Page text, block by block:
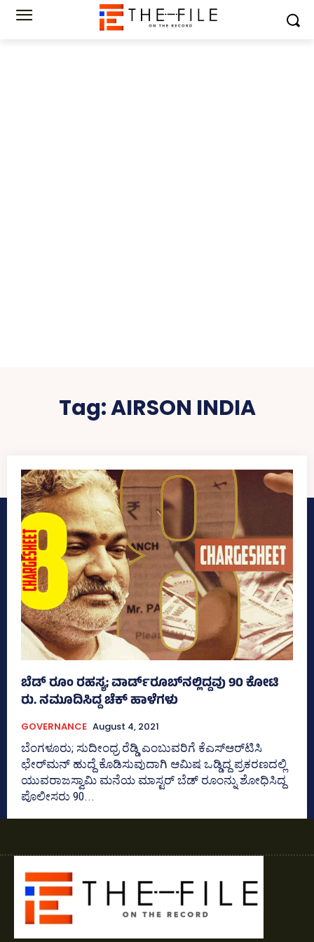
Tag:AIRSON INDIA
ಬೆಡ್‌ ರೂಂ ರಹಸ್ಯ; ವಾರ್ಡ್‌ರೂಬ್‌ನಲ್ಲಿದ್ದವು 90 ಕೋಟಿ
ರು. ನಮೂದಿಸಿದ್ದ ಚೆಕ್‌ ಹಾಳೆಗಳು
GOVERNANCE August 4, 2021
ಬೆಂಗಳೂರು; ಸುದೀಂಧ್ರ ರೆಡ್ಡಿ ಎಂಬುವರಿಗೆ ಕೆಎಸ್‌ಆರ್‌ಟಿಸಿ
ಛೇರ್‌ಮನ್‌ ಹುದ್ದೆ ಕೊಡಿಸುವುದಾಗಿ ಆಮಿಷ ಒಡ್ಡಿದ್ದ ಪ್ರಕರಣದಲ್ಲಿ
ಯುವರಾಜಸ್ವಾಮಿ ಮನೆಯ ಮಾಸ್ಟರ್‌ ಬೆಡ್‌ ರೂಂನ್ನು ಶೋಧಿಸಿದ್ದ
ಪೊಲೀಸರು 90...